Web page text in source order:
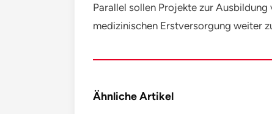
Parallel sollen Projekte zur
medizinischen Erstversorgung weiter
Ähnliche Artikel